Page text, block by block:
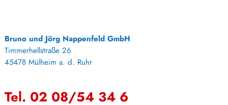
Bruno und Jörg Nappenfeld GmbH
Timmerhellstraße 26
45478 Mülheim a. d. Ruhr
Tel. 02 08/54 34 6